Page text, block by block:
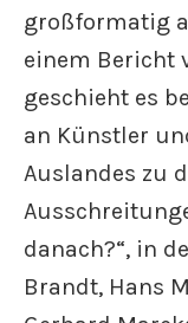
großformatig
einem Bericht
geschieht es
an Künstler
Auslandes zu
danach?“, in
Brandt, Hans